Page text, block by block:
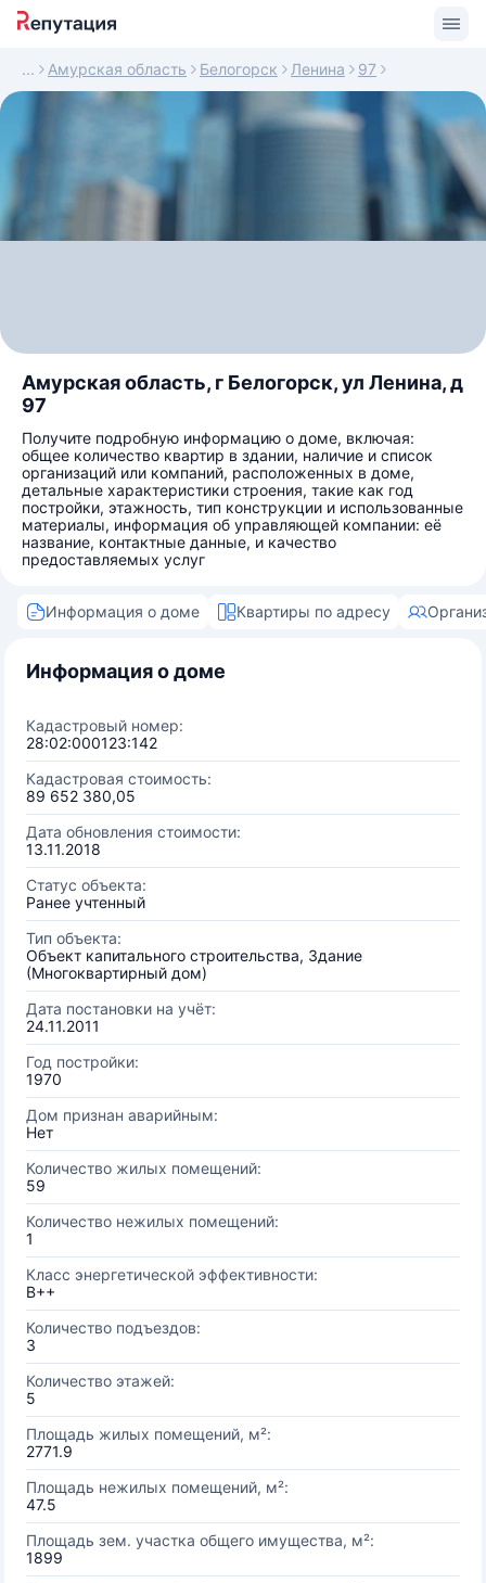
Амурская область Белогорск Ленина 97
Амурская область, г Белогорск, ул Ленина, д
97
Получите подробную информацию о доме, включая:
общее количество квартир в здании, наличие и список
организаций или компаний, расположенных в доме,
детальные характеристики строения, такие как год
постройки, этажность, тип конструкции и использованные
материалы, информация об управляющей компании: её
название, контактные данные, и качество
предоставляемых услуг
Информация о доме Квартиры по адресу
Информация о доме
Кадастровый номер:
28:02:000123:142
Кадастровая стоимость:
89 652 380,05
Дата обновления стоимости:
13.11.2018
Статус объекта:
Ранее учтенный
Тип объекта:
Объект капитального строительства, Здание
(Многоквартирный дом)
Дата постановки на учёт:
24.11.2011
Год постройки:
1970
Дом признан аварийным:
Нет
Количество жилых помещений:
59
Количество нежилых помещений:
1
Класс энергетической эффективности:
B++
Количество подъездов:
3
Количество этажей:
5
Площадь жилых помещений, м²:
2771.9
Площадь нежилых помещений, м²:
47.5
Площадь зем. участка общего имущества, м²:
1899